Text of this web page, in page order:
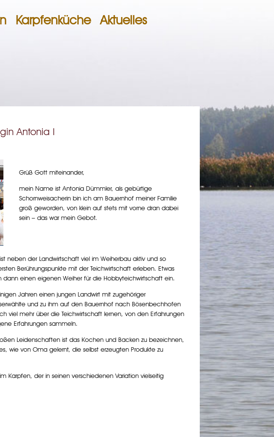
Karpfenküche Aktuelles
Antonia I
Grüß Gott miteinander,
mein Name ist Antonia Dümmler, als gebürtige
Schornweisacherin bin ich am Bauernhof meiner Familie
groß geworden, von klein auf stets mit vorne dran dabei
sein – das war mein Gebot.
neben der Landwirtschaft viel im Weiherbau aktiv und so
Berührungspunkte mit der Teichwirtschaft erleben. Etwas
dann einen eigenen Weiher für die Hobbyteichwirtschaft ein.
Jahren einen jungen Landwirt mit zugehöriger
und zu ihm auf den Bauernhof nach Bösenbechhofen
viel mehr über die Teichwirtschaft lernen, von den Erfahrungen
Erfahrungen sammeln.
Leidenschaften ist das Kochen und Backen zu bezeichnen,
wie von Oma gelernt, die selbst erzeugten Produkte zu
Karpfen, der in seinen verschiedenen Variation vielseitig